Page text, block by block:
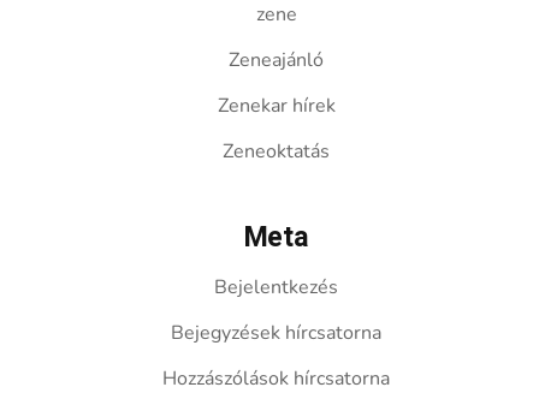
zene
Zeneajánló
Zenekar hírek
Zeneoktatás
Meta
Bejelentkezés
Bejegyzések hírcsatorna
Hozzászólások hírcsatorna